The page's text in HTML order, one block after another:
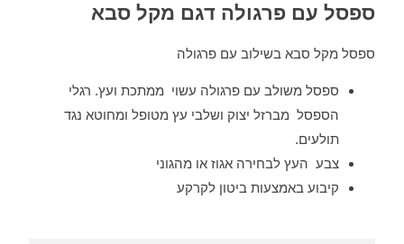
ספסל עם פרגולה דגם מקל סבא
ספסל מקל סבא בשילוב עם פרגולה
ספסל משולב עם פרגולה עשוי ממתכת ועץ. רגלי
הספסל מברזל יצוק ושלבי עץ מטופל ומחוטא נגד
תולעים.
צבע העץ לבחירה אגוז או מהגוני
קיבוע באמצעות ביטון לקרקע